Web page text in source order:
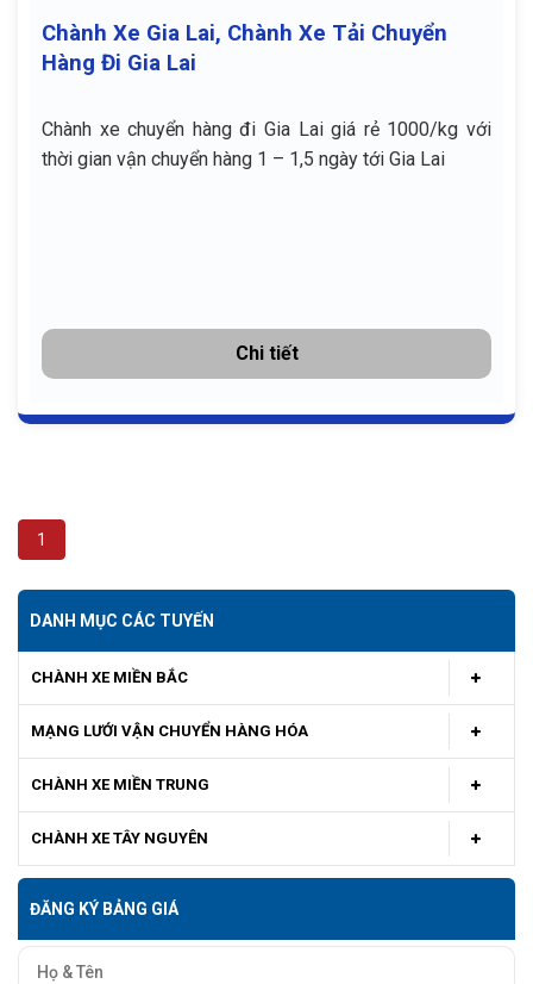
Chành Xe Gia Lai, Chành Xe Tải Chuyển
Hàng Đi Gia Lai
Chành xe chuyển hàng đi Gia Lai giá rẻ 1000/kg với
thời gian vận chuyển hàng 1 – 1,5 ngày tới Gia Lai
Chi tiết
1
DANH MỤC CÁC TUYẾN
CHÀNH XE MIỀN BẮC
MẠNG LƯỚI VẬN CHUYỂN HÀNG HÓA
CHÀNH XE MIỀN TRUNG
CHÀNH XE TÂY NGUYÊN
ĐĂNG KÝ BẢNG GIÁ